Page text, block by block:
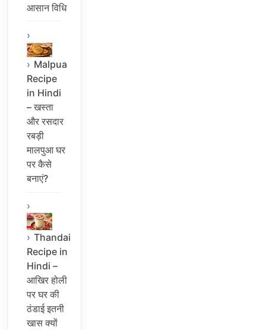
आसान विधि
Malpua
Recipe
in Hindi
– खस्ता
और रसदार
रबड़ी
मालपुआ घर
पर कैसे
बनाएं?
Thandai
Recipe in
Hindi –
आखिर होली
पर घर की
ठंडाई इतनी
खास क्यों